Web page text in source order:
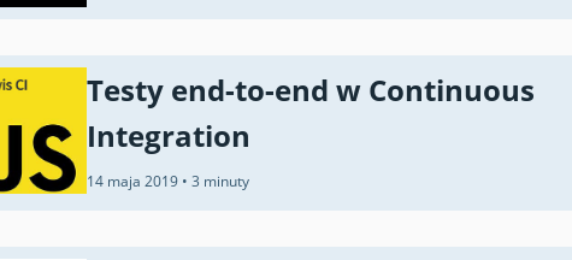
Testy end-to-end w Continuous
Integration
14 maja 2019 • 3 minuty